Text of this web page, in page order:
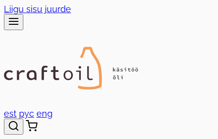
Liigu sisu juurde
est рус eng